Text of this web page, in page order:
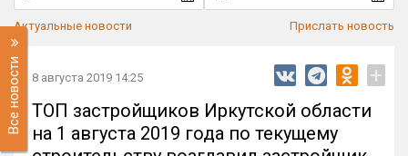
Актуальные новости Прислать новость
Все новости 8 августа 2019 14:25 +
ТОП застройщиков Иркутской области
на 1 августа 2019 года по текущему